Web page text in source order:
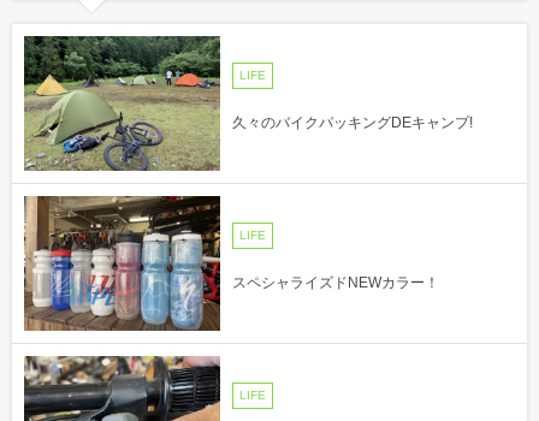
LIFE
久々のバイクパッキングDEキャンプ!
LIFE
スペシャライズドNEWカラー！
LIFE